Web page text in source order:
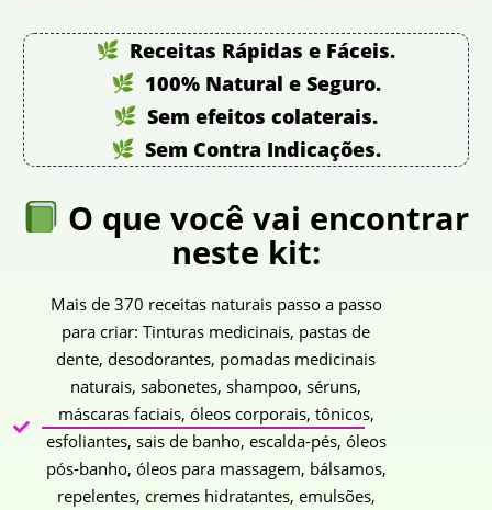
Receitas Rápidas e Fáceis.
100% Natural e Seguro.
Sem efeitos colaterais.
Sem Contra Indicações.
O que você vai encontrar
neste kit:
Mais de 370 receitas naturais passo a passo
para criar: Tinturas medicinais, pastas de
dente, desodorantes, pomadas medicinais
naturais, sabonetes, shampoo, séruns,
máscaras faciais, óleos corporais, tônicos,
esfoliantes, sais de banho, escalda-pés, óleos
pós-banho, óleos para massagem, bálsamos,
repelentes, cremes hidratantes, emulsões,